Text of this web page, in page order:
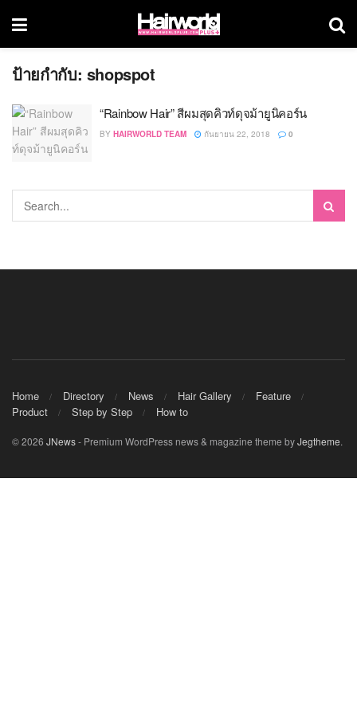
ป้ายกำกับ: shopspot
“Rainbow Hair” สีผมสุดคิวท์ดุจม้ายูนิคอร์น
BY HAIRWORLD TEAM กันยายน 22, 2018 0
Home Directory News Hair Gallery
Feature
Product
Step by Step How to
© 2026 JNews- Premium WordPress news & magazine theme byJegtheme.